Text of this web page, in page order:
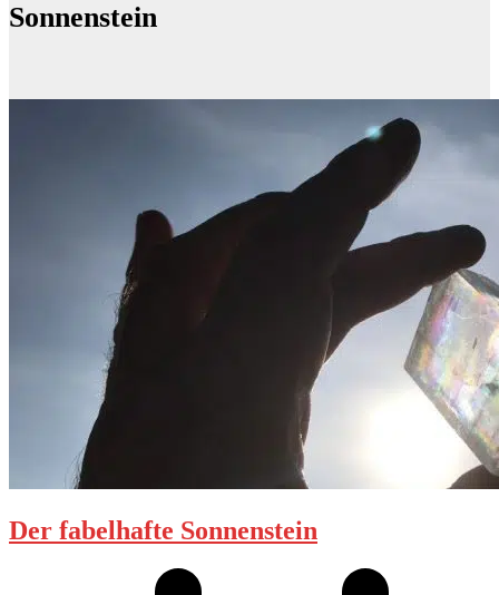
Sonnenstein
Der fabelhafte Sonnenstein